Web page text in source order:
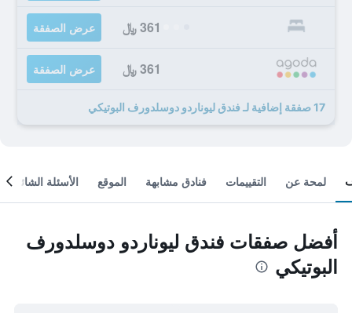
361 ﷼ عرض الصفقة
361 ﷼ عرض الصفقة
17 صفقة إضافية لـ فندق ليوناردو دوسلدورف البوتيكي
لمحة عن التقييمات فنادق مشابهة الموقع الأسئلة الشائعة
أفضل صفقات فندق ليوناردو دوسلدورف
البوتيكي